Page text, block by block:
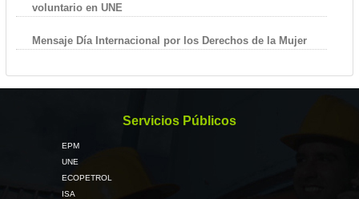
voluntario en UNE
Mensaje Día Internacional por los Derechos de la Mujer
Servicios Públicos
EPM
UNE
ECOPETROL
ISA